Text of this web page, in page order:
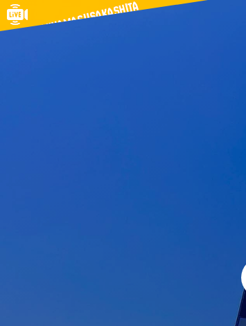
MIYAMASUSAKASHITA